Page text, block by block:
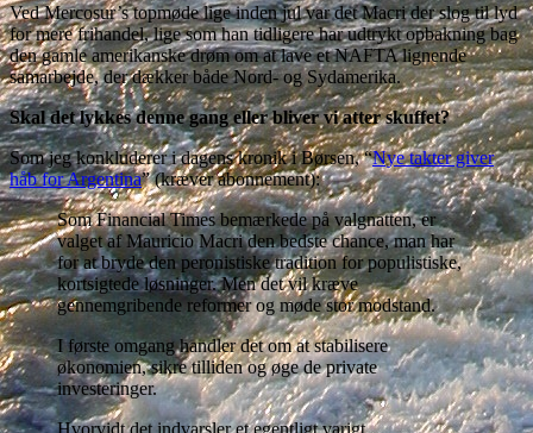
Ved Mercosur’s topmøde lige inden jul var det Macri der slog til lyd
for mere frihandel, lige som han tidligere har udtrykt opbakning bag
den gamle amerikanske drøm om at lave et NAFTA lignende
samarbejde, der dækker både Nord- og Sydamerika.
Skal det lykkes denne gang eller bliver vi atter skuffet?
Som jeg konkluderer i dagens kronik i Børsen, “Nye takter giver
håb for Argentina” (kræver abonnement):
Som Financial Times bemærkede på valgnatten, er
valget af Mauricio Macri den bedste chance, man har
for at bryde den peronistiske tradition for populistiske,
kortsigtede løsninger. Men det vil kræve
gennemgribende reformer og møde stor modstand.
I første omgang handler det om at stabilisere
økonomien, sikre tilliden og øge de private
investeringer.
Hvorvidt det indvarsler et egentligt varigt